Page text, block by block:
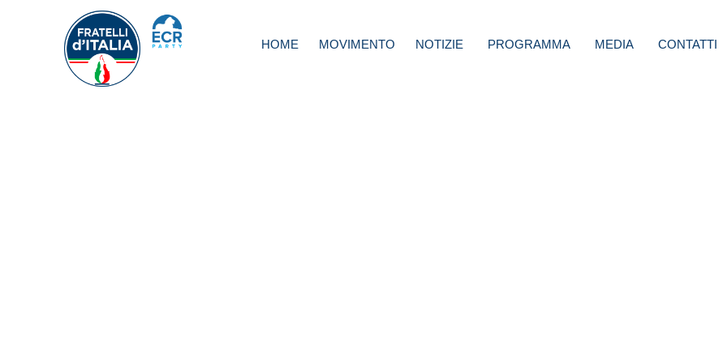
HOME MOVIMENTO NOTIZIE PROGRAMMA MEDIA CONTATTI